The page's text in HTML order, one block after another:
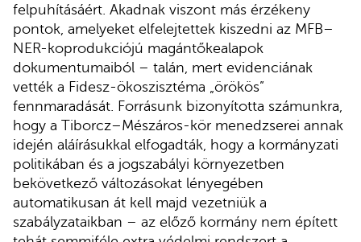
felpuhításáért. Akadnak viszont más érzékeny
pontok, amelyeket elfelejtettek kiszedni az MFB–
NER-koprodukciójú magántőkealapok
dokumentumaiból – talán, mert evidenciának
vették a Fidesz-ökoszisztéma „örökös”
fennmaradását. Forrásunk bizonyította számunkra,
hogy a Tiborcz–Mészáros-kör menedzserei annak
idején aláírásukkal elfogadták, hogy a kormányzati
politikában és a jogszabályi környezetben
bekövetkező változásokat lényegében
automatikusan át kell majd vezetniük a
szabályzataikban – az előző kormány nem épített